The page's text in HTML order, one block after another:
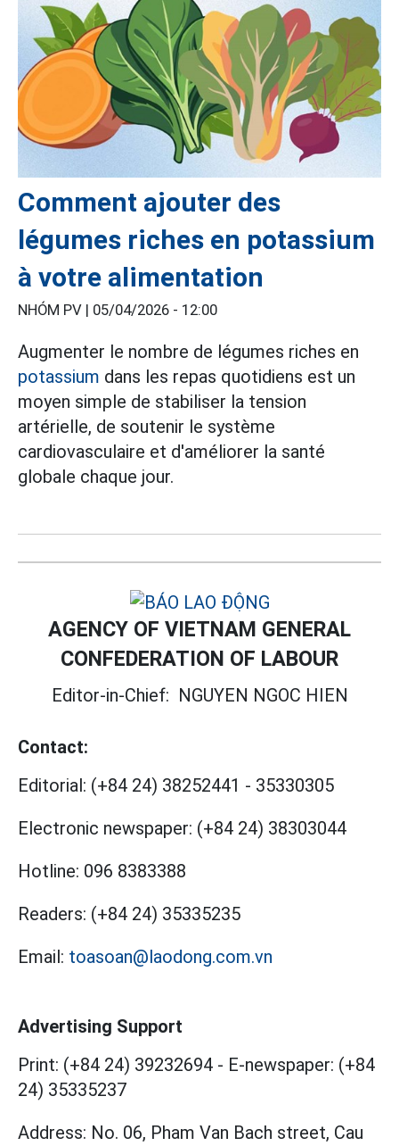
Comment ajouter des
légumes riches en potassium
à votre alimentation
NHÓM PV | 05/04/2026 - 12:00
Augmenter le nombre de légumes riches en
potassium dans les repas quotidiens est un
moyen simple de stabiliser la tension
artérielle, de soutenir le système
cardiovasculaire et d'améliorer la santé
globale chaque jour.
AGENCY OF VIETNAM GENERAL
CONFEDERATION OF LABOUR
Editor-in-Chief: NGUYEN NGOC HIEN
Contact:
Editorial: (+84 24) 38252441 - 35330305
Electronic newspaper: (+84 24) 38303044
Hotline: 096 8383388
Readers: (+84 24) 35335235
Email: toasoan@laodong.com.vn
Advertising Support
Print: (+84 24) 39232694 - E-newspaper: (+84
24) 35335237
Address: No. 06, Pham Van Bach street, Cau